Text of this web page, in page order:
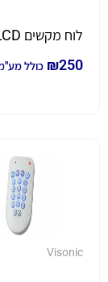
לוח מקשים LCD
₪250 כולל
Visonic